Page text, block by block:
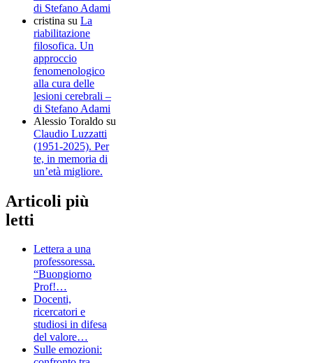
di Stefano Adami
cristina su La
riabilitazione
filosofica. Un
approccio
fenomenologico
alla cura delle
lesioni cerebrali –
di Stefano Adami
Alessio Toraldo su
Claudio Luzzatti
(1951-2025). Per
te, in memoria di
un’età migliore.
Articoli più
letti
Lettera a una
professoressa.
“Buongiorno
Prof!…
Docenti,
ricercatori e
studiosi in difesa
del valore…
Sulle emozioni: